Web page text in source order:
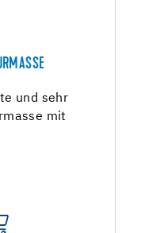
und sehr
mit